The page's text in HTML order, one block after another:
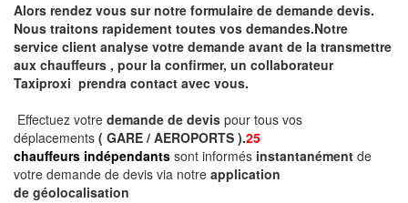
Alors rendez vous sur notre formulaire de demande devis.
Nous traitons rapidement toutes vos demandes.Notre
service client analyse votre demande avant de la transmettre
aux chauffeurs , pour la confirmer, un collaborateur
Taxiproxi prendra contact avec vous.
Effectuez votre demande de devis pour tous vos
déplacements ( GARE / AEROPORTS ).25
chauffeurs indépendants sont informés instantanément de
votre demande de devis via notre application
de géolocalisation